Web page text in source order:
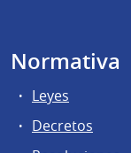
Normativa
Leyes
Decretos